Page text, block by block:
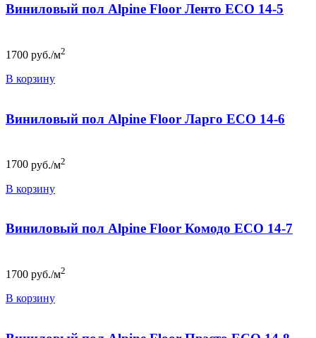
Виниловый пол Alpine Floor Ленто ЕСО 14-5
1700 руб./м2
В корзину
Виниловый пол Alpine Floor Ларго ЕСО 14-6
1700 руб./м2
В корзину
Виниловый пол Alpine Floor Комодо ЕСО 14-7
1700 руб./м2
В корзину